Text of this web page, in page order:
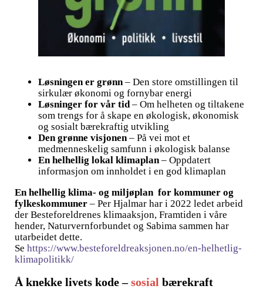
Løsningen er grønn– Den store omstillingen til
sirkulær økonomi og fornybar energi
Løsninger for vår tid– Om helheten og tiltakene
som trengs for å skape en økologisk, økonomisk
og sosialt bærekraftig utvikling
Den grønne visjonen– På vei mot et
medmenneskelig samfunn i økologisk balanse
En helhellig lokal klimaplan– Oppdatert
informasjon om innholdet i en god klimaplan
En helhellig klima- og miljøplan for kommuner og
fylkeskommuner– Per Hjalmar har i 2022 ledet arbeid
der Besteforeldrenes klimaaksjon, Framtiden i våre
hender, Naturvernforbundet og Sabima sammen har
utarbeidet dette.
Se https://www.besteforeldreaksjonen.no/en-helhetlig-
klimapolitikk/
Å knekke livets kode –sosial bærekraft